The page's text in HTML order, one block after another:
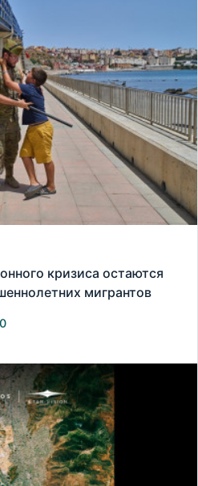
кризиса остаются
мигрантов
0